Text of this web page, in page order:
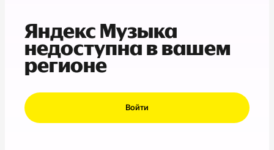
Яндекс Музыка
недоступна в вашем
регионе
Войти